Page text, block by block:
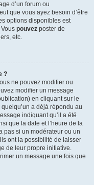
d’un forum ou
que vous ayez besoin d’être
options disponibles est
pouvez poster de
etc.
?
ne pouvez modifier ou
modifier un message
en cliquant sur le
a déjà répondu au
indiquant qu’il a été
que la date et l’heure de la
pas si un modérateur ou un
ont la possibilité de laisser
de leur propre initiative.
un message une fois que